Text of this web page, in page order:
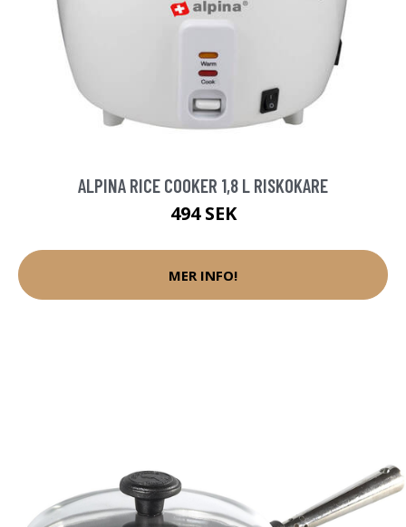
ALPINA RICE COOKER 1,8 L RISKOKARE
494 SEK
MER INFO!